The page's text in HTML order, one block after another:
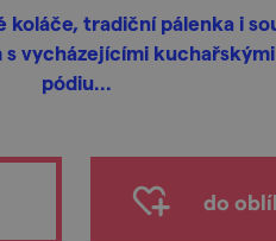
koláče, tradiční pálenka i
vycházejícími
pódiu...
do